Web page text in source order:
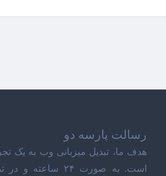
رسالت پارسه دو
هدف ما، تبدیل میزبانی وب به یک
است. به صورت ۲۴